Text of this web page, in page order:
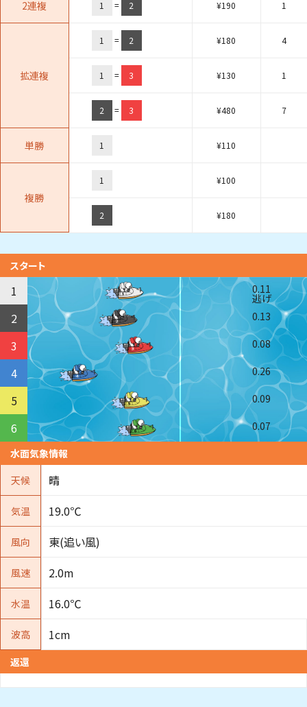
2連複 1 = 2 ¥190 1
拡連複
1 = 2 ¥180 4
1 = 3 ¥130 1
2 = 3 ¥480 7
単勝 1 ¥110
複勝
1 ¥100
2 ¥180
スタート
1 0.11
逃げ
2 0.13
3 0.08
4 0.26
5 0.09
6
0.07
水面気象情報
天候
晴
気温 19.0℃
風向 東(追い風)
風速 2.0m
水温 16.0℃
波高 1cm
返還